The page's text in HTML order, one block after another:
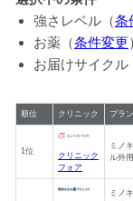
強さレベル（条
お薬（条件変更
お届けサイクル
順位 クリニック プラ
1位
クリニック
フォア
ミノ
ル外
ミノ